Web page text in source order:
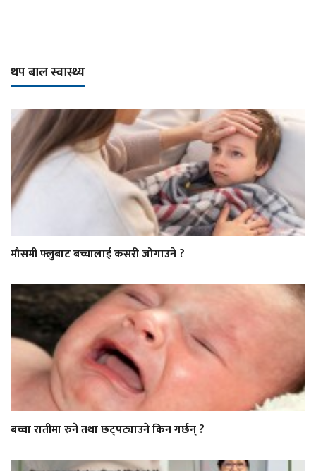
थप बाल स्वास्थ्य
मौसमी फ्लुबाट बच्चालाई कसरी जोगाउने ?
बच्चा रातीमा रुने तथा छट्पट्याउने किन गर्छन् ?